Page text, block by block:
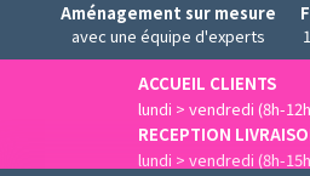
Aménagement sur mesure
avec une équipe d'experts
ACCUEIL CLIENTS
lundi > vendredi (8h-
RECEPTION
lundi > vendredi (8h-